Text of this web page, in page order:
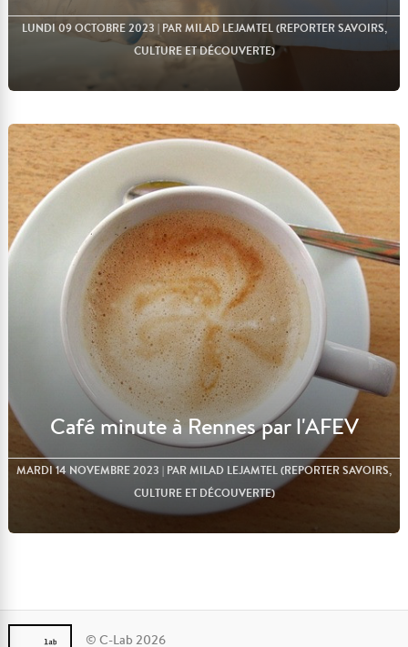
LUNDI 09 OCTOBRE 2023 | PAR MILAD LEJAMTEL (REPORTER SAVOIRS,
CULTURE ET DÉCOUVERTE)
Lire l'article
Café minute à Rennes par l'AFEV
MARDI 14 NOVEMBRE 2023 | PAR MILAD LEJAMTEL (REPORTER SAVOIRS,
CULTURE ET DÉCOUVERTE)
© C-Lab 2026